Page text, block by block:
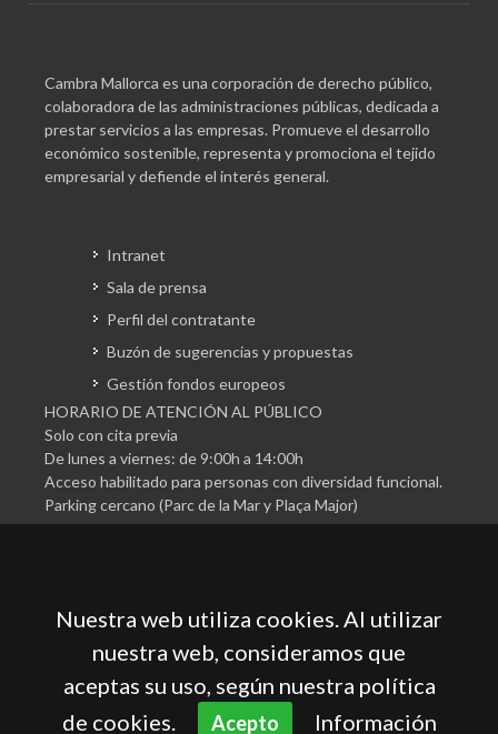
Cambra Mallorca es una corporación de derecho público,
colaboradora de las administraciones públicas, dedicada a
prestar servicios a las empresas. Promueve el desarrollo
económico sostenible, representa y promociona el tejido
empresarial y defiende el interés general.
Intranet
Sala de prensa
Perfil del contratante
Buzón de sugerencias y propuestas
Gestión fondos europeos
HORARIO DE ATENCIÓN AL PÚBLICO
Solo con cita previa
De lunes a viernes: de 9:00h a 14:00h
Acceso habilitado para personas con diversidad funcional.
Parking cercano (Parc de la Mar y Plaça Major)
Cámara Oficial de Comercio, Industria, Servicios y
Navegación de Mallorca
Nuestra web utiliza cookies. Al utilizar
nuestra web, consideramos que
aceptas su uso, según nuestra política
de cookies.
Acepto Información